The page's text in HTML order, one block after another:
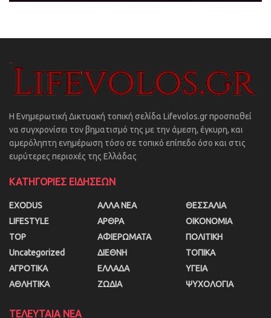
Η Ενημερωτική Δικτυακή τοπική σελίδα Lifevolos.gr προσπαθεί
να συγχρονίσει τον βηματισμό της με την άμεση, έγκυρη, και
αμερόληπτη ενημέρωση τόσο σε τοπικό επίπεδο όσο και στις
ευρύτερες περιοχές της Ελλάδας
ΚΑΤΗΓΟΡΙΕΣ ΕΙΔΗΣΕΩΝ
EXODUS
LIFESTYLE
TOP
Uncategorized
ΑΓΡΟΤΙΚΑ
ΑΘΛΗΤΙΚΑ
ΑΛΛΑ ΝΕΑ
ΑΡΘΡΑ
ΑΦΙΕΡΩΜΑΤΑ
ΔΙΕΘΝΗ
ΕΛΛΑΔΑ
ΖΩΔΙΑ
ΘΕΣΣΑΛΙΑ
ΟΙΚΟΝΟΜΙΑ
ΠΟΛΙΤΙΚΗ
ΤΟΠΙΚΑ
ΥΓΕΙΑ
ΨΥΧΟΛΟΓΙΑ
ΤΕΛΕΥΤΑΙΑ ΝΕΑ